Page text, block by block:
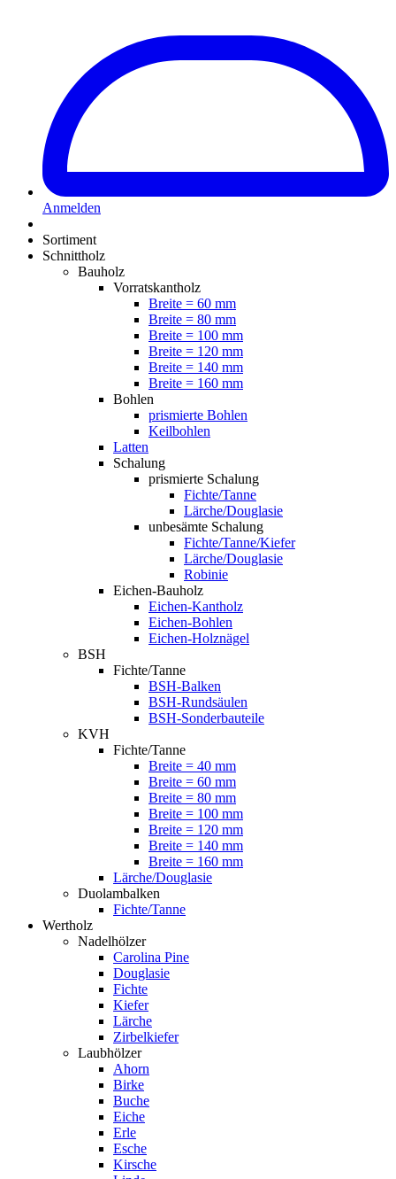
Anmelden
Sortiment
Schnittholz
Bauholz
Vorratskantholz
Breite = 60 mm
Breite = 80 mm
Breite = 100 mm
Breite = 120 mm
Breite = 140 mm
Breite = 160 mm
Bohlen
prismierte Bohlen
Keilbohlen
Latten
Schalung
prismierte Schalung
Fichte/Tanne
Lärche/Douglasie
unbesämte Schalung
Fichte/Tanne/Kiefer
Lärche/Douglasie
Robinie
Eichen-Bauholz
Eichen-Kantholz
Eichen-Bohlen
Eichen-Holznägel
BSH
Fichte/Tanne
BSH-Balken
BSH-Rundsäulen
BSH-Sonderbauteile
KVH
Fichte/Tanne
Breite = 40 mm
Breite = 60 mm
Breite = 80 mm
Breite = 100 mm
Breite = 120 mm
Breite = 140 mm
Breite = 160 mm
Lärche/Douglasie
Duolambalken
Fichte/Tanne
Wertholz
Nadelhölzer
Carolina Pine
Douglasie
Fichte
Kiefer
Lärche
Zirbelkiefer
Laubhölzer
Ahorn
Birke
Buche
Eiche
Erle
Esche
Kirsche